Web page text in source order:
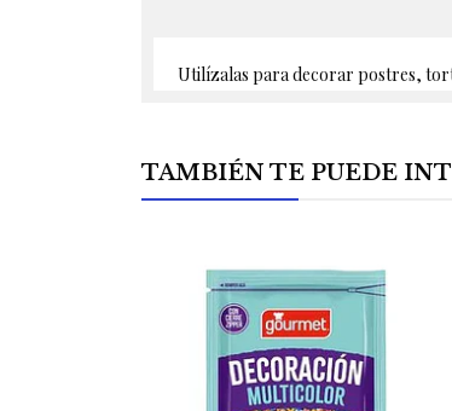
Utilízalas para decorar postres,
TAMBIÉN TE PUEDE